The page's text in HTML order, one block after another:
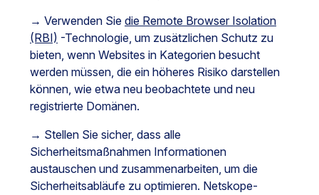
→ Verwenden Sie die Remote Browser Isolation
(RBI) -Technologie, um zusätzlichen Schutz zu
bieten, wenn Websites in Kategorien besucht
werden müssen, die ein höheres Risiko darstellen
können, wie etwa neu beobachtete und neu
registrierte Domänen.
→ Stellen Sie sicher, dass alle
Sicherheitsmaßnahmen Informationen
austauschen und zusammenarbeiten, um die
Sicherheitsabläufe zu optimieren. Netskope-